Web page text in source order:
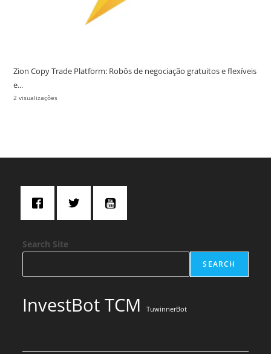
Zion Copy Trade Platform: Robôs de negociação gratuitos e flexíveis
e...
2 visualizações
Search Site
SEARCH
InvestBot TCM TuwinnerBot